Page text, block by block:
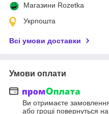
Магазини Rozetka
Укрпошта
Всі умови доставки
Умови оплати
Ви отримаєте
або гроші повернуться